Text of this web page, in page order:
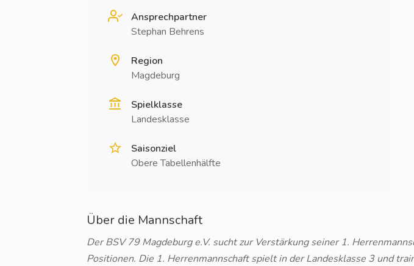
Ansprechpartner
Stephan Behrens
Region
Magdeburg
Spielklasse
Landesklasse
Saisonziel
Obere Tabellenhälfte
Über die Mannschaft
Der BSV 79 Magdeburg e.V. sucht zur Verstärkung seiner 1.
Positionen. Die 1. Herrenmannschaft spielt in der Landesklasse 3 und